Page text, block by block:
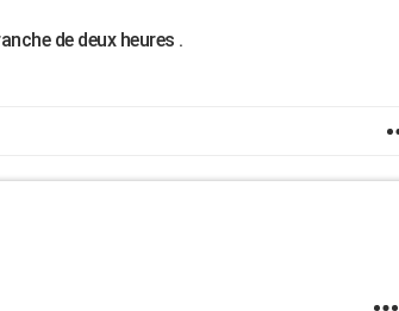
de deux heures .